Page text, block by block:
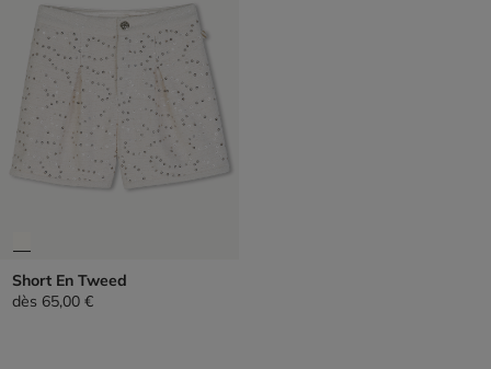
Short En Tweed
dès 65,00 €